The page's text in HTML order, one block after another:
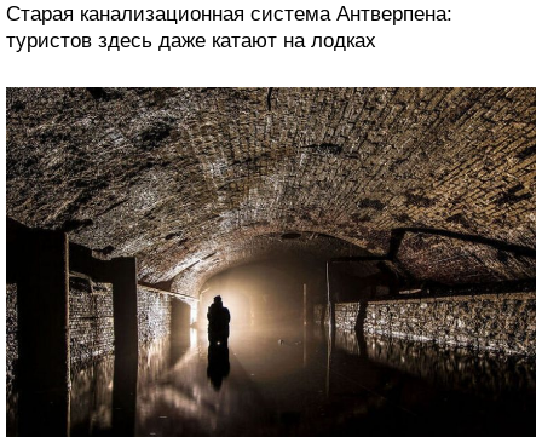
Старая канализационная система Антверпена:
туристов здесь даже катают на лодках